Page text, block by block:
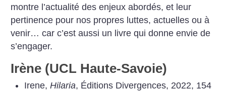
montre l’actualité des enjeux abordés, et leur
pertinence pour nos propres luttes, actuelles ou à
venir… car c’est aussi un livre qui donne envie de
s’engager.
Irène (UCL Haute-Savoie)
Irene, Hilaria, Éditions Divergences, 2022, 154